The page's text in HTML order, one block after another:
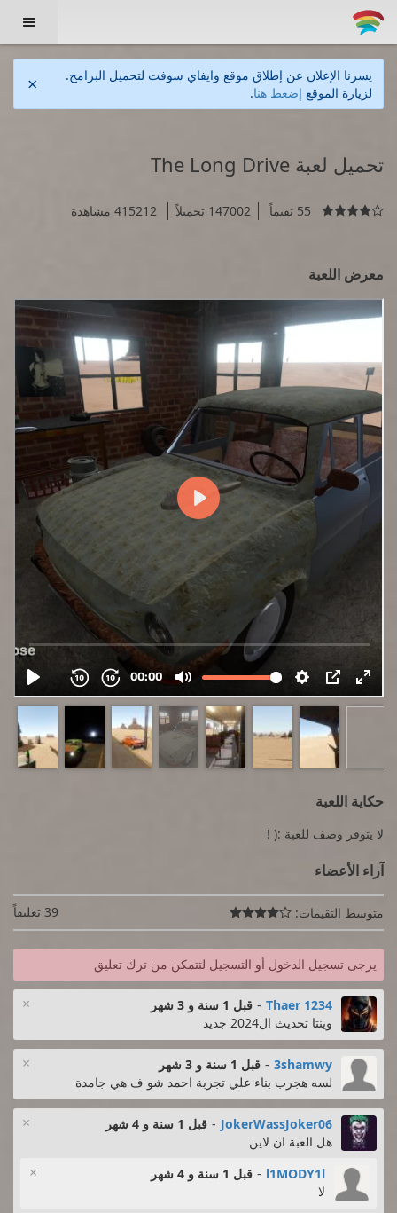

يسرنا الإعلان عن إطلاق موقع وايفاي سوفت لتحميل البرامج.
لزيارة الموقع إضعط هنا.
×
تحميل لعبة The Long Drive
 55 تقيماً 147002 تحميلاً 415212 مشاهدة
معرض اللعبة
حكاية اللعبة
لا يتوفر وصف للعبة :( !
آراء الأعضاء
متوسط التقيمات:  39 تعليقاً
يرجى تسجيل الدخول أو التسجيل لتتمكن من ترك تعليق
× Thaer 1234
- قبل 1 سنة و 3 شهر
وينتا تحديث ال2024 جديد
× 3shamwy
- قبل 1 سنة و 3 شهر
لسه هجرب بناء علي تجربة احمد شو ف هي جامدة
× JokerWassJoker06
- قبل 1 سنة و 4 شهر
هل العبة ان لاين
× l1MODY1l
- قبل 1 سنة و 4 شهر
لا